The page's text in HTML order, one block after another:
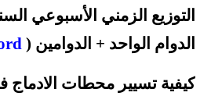
الدوام الواحد + الدوامين (
كيفية تسيير محطات الادماج